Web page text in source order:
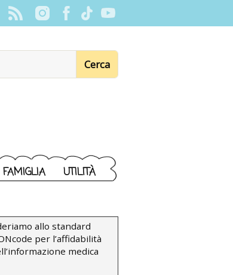
FAMIGLIA UTILITÀ
allo standard
per l’affidabilità
medica